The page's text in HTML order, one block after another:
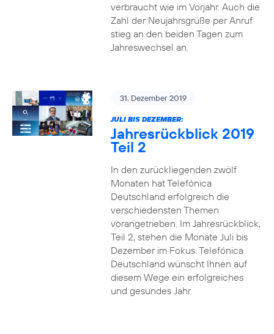
verbraucht wie im Vorjahr. Auch die
Zahl der Neujahrsgrüße per Anruf
stieg an den beiden Tagen zum
Jahreswechsel an.
31. Dezember 2019
JULI BIS DEZEMBER:
Jahresrückblick 2019
Teil 2
In den zurückliegenden zwölf
Monaten hat Telefónica
Deutschland erfolgreich die
verschiedensten Themen
vorangetrieben. Im Jahresrückblick,
Teil 2, stehen die Monate Juli bis
Dezember im Fokus. Telefónica
Deutschland wünscht Ihnen auf
diesem Wege ein erfolgreiches
und gesundes Jahr.